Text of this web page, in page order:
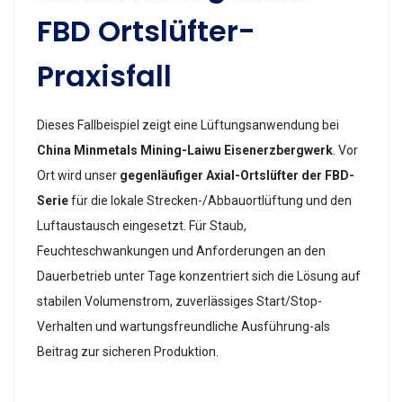
FBD Ortslüfter-
Praxisfall
Dieses Fallbeispiel zeigt eine Lüftungsanwendung bei
China Minmetals Mining-Laiwu Eisenerzbergwerk . Vor
Ort wird unser gegenläufiger Axial-Ortslüfter der FBD-
Seriefür die lokale Strecken-/Abbauortlüftung und den
Luftaustausch eingesetzt. Für Staub,
Feuchteschwankungen und Anforderungen an den
Dauerbetrieb unter Tage konzentriert sich die Lösung auf
stabilen Volumenstrom, zuverlässiges Start/Stop-
Verhalten und wartungsfreundliche Ausführung-als
Beitrag zur sicheren Produktion.